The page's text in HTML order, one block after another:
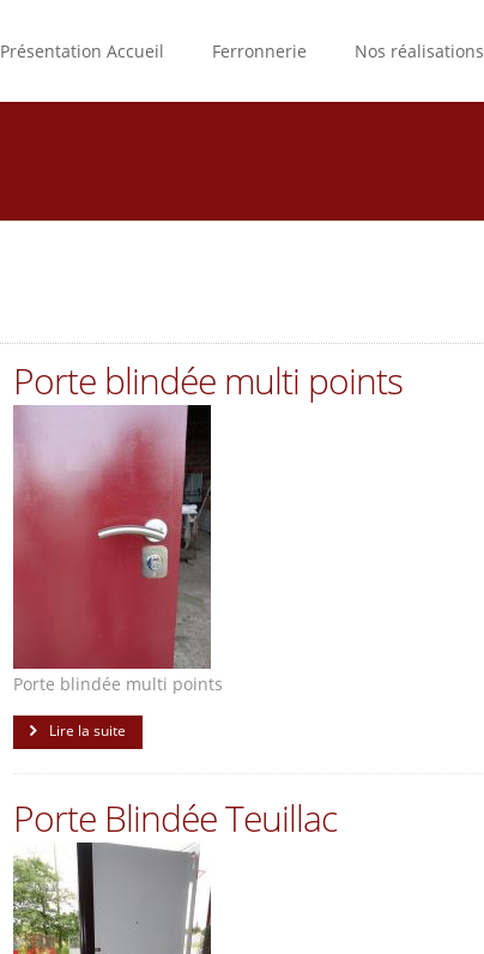
Présentation Accueil
Ferronnerie Nos réalisations
Porte blindée multi points
Porte blindée multi points
Lire la suite
Porte Blindée Teuillac